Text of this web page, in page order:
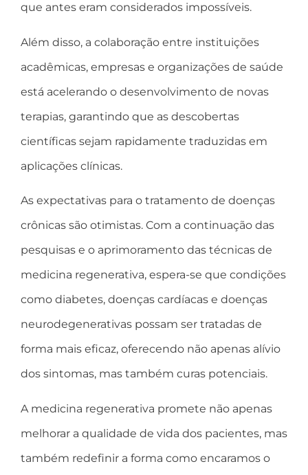
que antes eram considerados impossíveis.
Além disso, a colaboração entre instituições
acadêmicas, empresas e organizações de saúde
está acelerando o desenvolvimento de novas
terapias, garantindo que as descobertas
científicas sejam rapidamente traduzidas em
aplicações clínicas.
As expectativas para o tratamento de doenças
crônicas são otimistas. Com a continuação das
pesquisas e o aprimoramento das técnicas de
medicina regenerativa, espera-se que condições
como diabetes, doenças cardíacas e doenças
neurodegenerativas possam ser tratadas de
forma mais eficaz, oferecendo não apenas alívio
dos sintomas, mas também curas potenciais.
A medicina regenerativa promete não apenas
melhorar a qualidade de vida dos pacientes, mas
também redefinir a forma como encaramos o